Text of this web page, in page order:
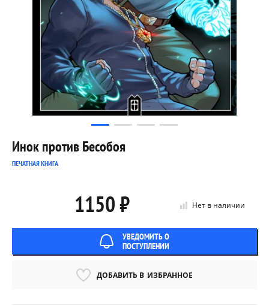
Инок против Бесобоя
ПЕЧАТНАЯ КНИГА
Нет в наличии
1150 ₽
УВЕДОМИТЬ О
ПОСТУПЛЕНИИ
ДОБАВИТЬ В ИЗБРАННОЕ